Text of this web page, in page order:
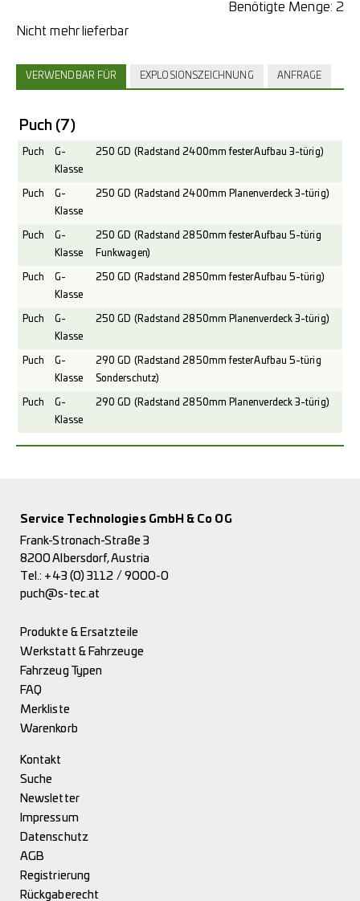
Benötigte Menge: 2
VERWENDBAR FÜR EXPLOSIONSZEICHNUNG ANFRAGE
Puch (7)
Puch
G-
Klasse
250 GD (Radstand 2400mm fester Aufbau 3-türig)
Puch
G-
Klasse
250 GD (Radstand 2400mm Planenverdeck 3-türig)
Puch
G-
Klasse
250 GD (Radstand 2850mm fester Aufbau 5-türig
Funkwagen)
Puch
G-
Klasse
250 GD (Radstand 2850mm fester Aufbau 5-türig)
Puch
G-
Klasse
250 GD (Radstand 2850mm Planenverdeck 3-türig)
Puch
G-
Klasse
290 GD (Radstand 2850mm fester Aufbau 5-türig
Sonderschutz)
Puch
G-
Klasse
290 GD (Radstand 2850mm Planenverdeck 3-türig)
Service Technologies GmbH & Co OG
Frank-Stronach-Straße 3
8200 Albersdorf, Austria
Tel.: +43 (0) 3112 / 9000-0
puch@s-tec.at
Produkte & Ersatzteile
Werkstatt & Fahrzeuge
Fahrzeug Typen
FAQ
Merkliste
Warenkorb
Kontakt
Suche
Newsletter
Impressum
Datenschutz
AGB
Registrierung
Rückgaberecht